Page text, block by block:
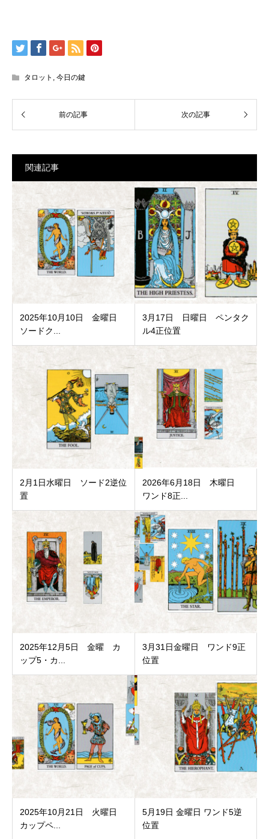
タロット 今日の鍵
関連記事
2025年10月10日 金曜日
ソードク...
3月17日 日曜日 ペンタク
ル4正位置
2月1日水曜日 ソード2逆位
置
2026年6月18日 木曜日
ワンド8正...
2025年12月5日 金曜 カ
ップ5・カ...
3月31日金曜日 ワンド9正
位置
2025年10月21日 火曜日
カップペ...
5月19日 金曜日 ワンド5逆
位置